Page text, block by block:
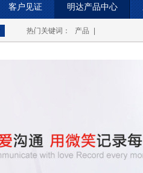
客户见证 明达产品中心
热门关键词： 产品